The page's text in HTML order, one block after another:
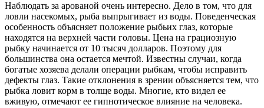
Наблюдать за арованой очень интересно. Дело в том, что для
ловли насекомых, рыба выпрыгивает из воды. Поведенческая
особенность объясняет положение рыбьих глаз, которые
находятся на верхней части головы. Цена на грациозную
рыбку начинается от 10 тысяч долларов. Поэтому для
большинства она остается мечтой. Известны случаи, когда
богатые хозяева делали операции рыбкам, чтобы исправить
дефекты глаз. Такие отклонения в зрении объясняется тем, что
рыбка ловит корм в толще воды. Многие, кто видел ее
вживую, отмечают ее гипнотическое влияние на человека.